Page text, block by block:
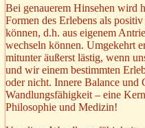
Bei genauerem Hinsehen wird
Formen des Erlebens als
können, d.h. aus eigenem
wechseln können. Umgekehrt
mitunter äußerst lästig, wenn
und wir einem bestimmten
oder nicht. Innere Balance und
Wandlungsfähigkeit – eine
Philosophie und Medizin!